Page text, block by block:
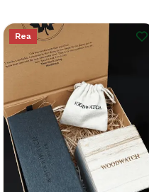
Rea